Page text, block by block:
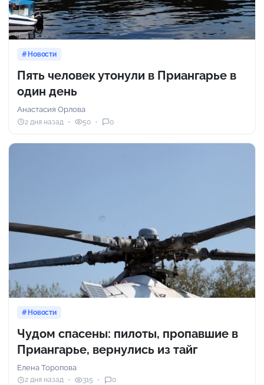
Новости
Пять человек утонули в Приангарье в
один день
Анастасия Орлова
2 дня назад 50 0
Новости
Чудом спасены: пилоты, пропавшие в
Приангарье, вернулись из тайг
Елена Торопова
2 дня назад 315 0